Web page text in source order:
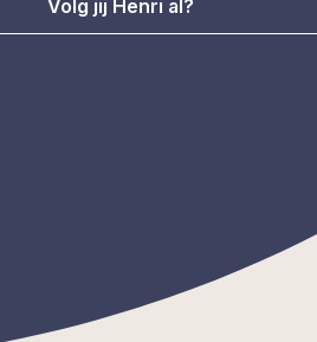
Volg jij Henri al?